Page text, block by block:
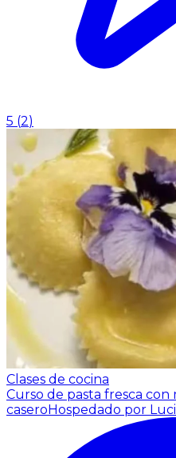
5 (2)
Clases de cocina
Curso de pasta fresca
caseroHospedado por